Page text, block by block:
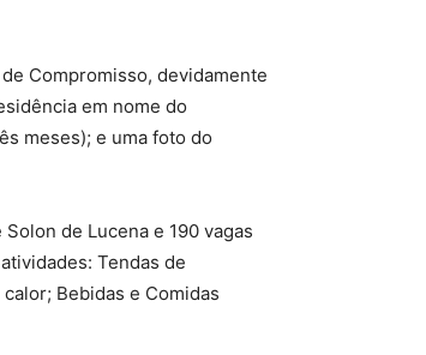
Compromisso, devidamente
em nome do
meses); e uma foto do
de Lucena e 190 vagas
Tendas de
Bebidas e Comidas